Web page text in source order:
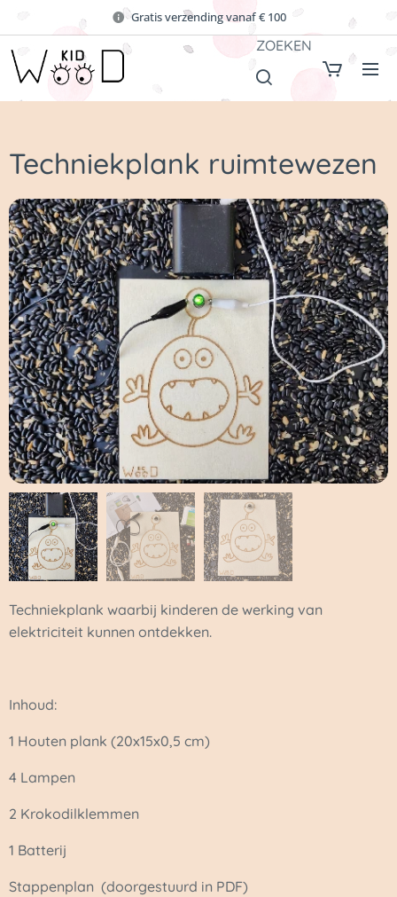
Gratis verzending vanaf € 100
ZOEKEN
Techniekplank ruimtewezen
Techniekplank waarbij kinderen de werking van
elektriciteit kunnen ontdekken.
Inhoud:
1 Houten plank (20x15x0,5 cm)
4 Lampen
2 Krokodilklemmen
1 Batterij
Stappenplan (doorgestuurd in PDF)